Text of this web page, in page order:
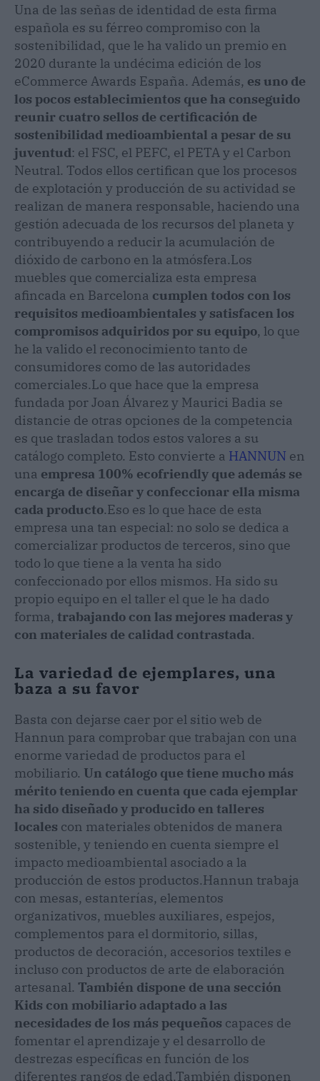
Una de las señas de identidad de esta firma
española es su férreo compromiso con la
sostenibilidad, que le ha valido un premio en
2020 durante la undécima edición de los
eCommerce Awards España. Además, es uno de
los pocos establecimientos que ha conseguido
reunir cuatro sellos de certificación de
sostenibilidad medioambiental a pesar de su
juventud: el FSC, el PEFC, el PETA y el Carbon
Neutral. Todos ellos certifican que los procesos
de explotación y producción de su actividad se
realizan de manera responsable, haciendo una
gestión adecuada de los recursos del planeta y
contribuyendo a reducir la acumulación de
dióxido de carbono en la atmósfera.Los
muebles que comercializa esta empresa
afincada en Barcelona cumplen todos con los
requisitos medioambientales y satisfacen los
compromisos adquiridos por su equipo, lo que
he la valido el reconocimiento tanto de
consumidores como de las autoridades
comerciales.Lo que hace que la empresa
fundada por Joan Álvarez y Maurici Badia se
distancie de otras opciones de la competencia
es que trasladan todos estos valores a su
catálogo completo. Esto convierte a HANNUN en
una empresa 100% ecofriendly que además se
encarga de diseñar y confeccionar ella misma
cada producto.Eso es lo que hace de esta
empresa una tan especial: no solo se dedica a
comercializar productos de terceros, sino que
todo lo que tiene a la venta ha sido
confeccionado por ellos mismos. Ha sido su
propio equipo en el taller el que le ha dado
forma, trabajando con las mejores maderas y
con materiales de calidad contrastada.
La variedad de ejemplares, una
baza a su favor
Basta con dejarse caer por el sitio web de
Hannun para comprobar que trabajan con una
enorme variedad de productos para el
mobiliario. Un catálogo que tiene mucho más
mérito teniendo en cuenta que cada ejemplar
ha sido diseñado y producido en talleres
locales con materiales obtenidos de manera
sostenible, y teniendo en cuenta siempre el
impacto medioambiental asociado a la
producción de estos productos.Hannun trabaja
con mesas, estanterías, elementos
organizativos, muebles auxiliares, espejos,
complementos para el dormitorio, sillas,
productos de decoración, accesorios textiles e
incluso con productos de arte de elaboración
artesanal. También dispone de una sección
Kids con mobiliario adaptado a las
necesidades de los más pequeños capaces de
fomentar el aprendizaje y el desarrollo de
destrezas específicas en función de los
diferentes rangos de edad.También disponen